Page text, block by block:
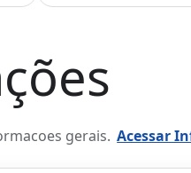
gerais. Acessar